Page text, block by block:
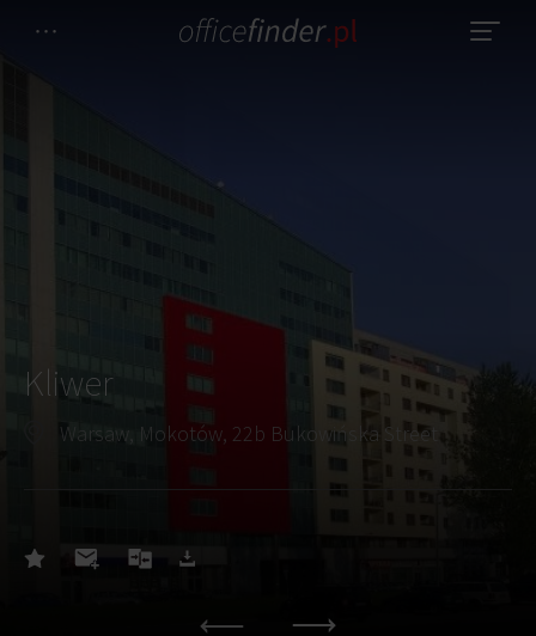
Kliwer
Warsaw, Mokotów, 22b Bukowińska Street